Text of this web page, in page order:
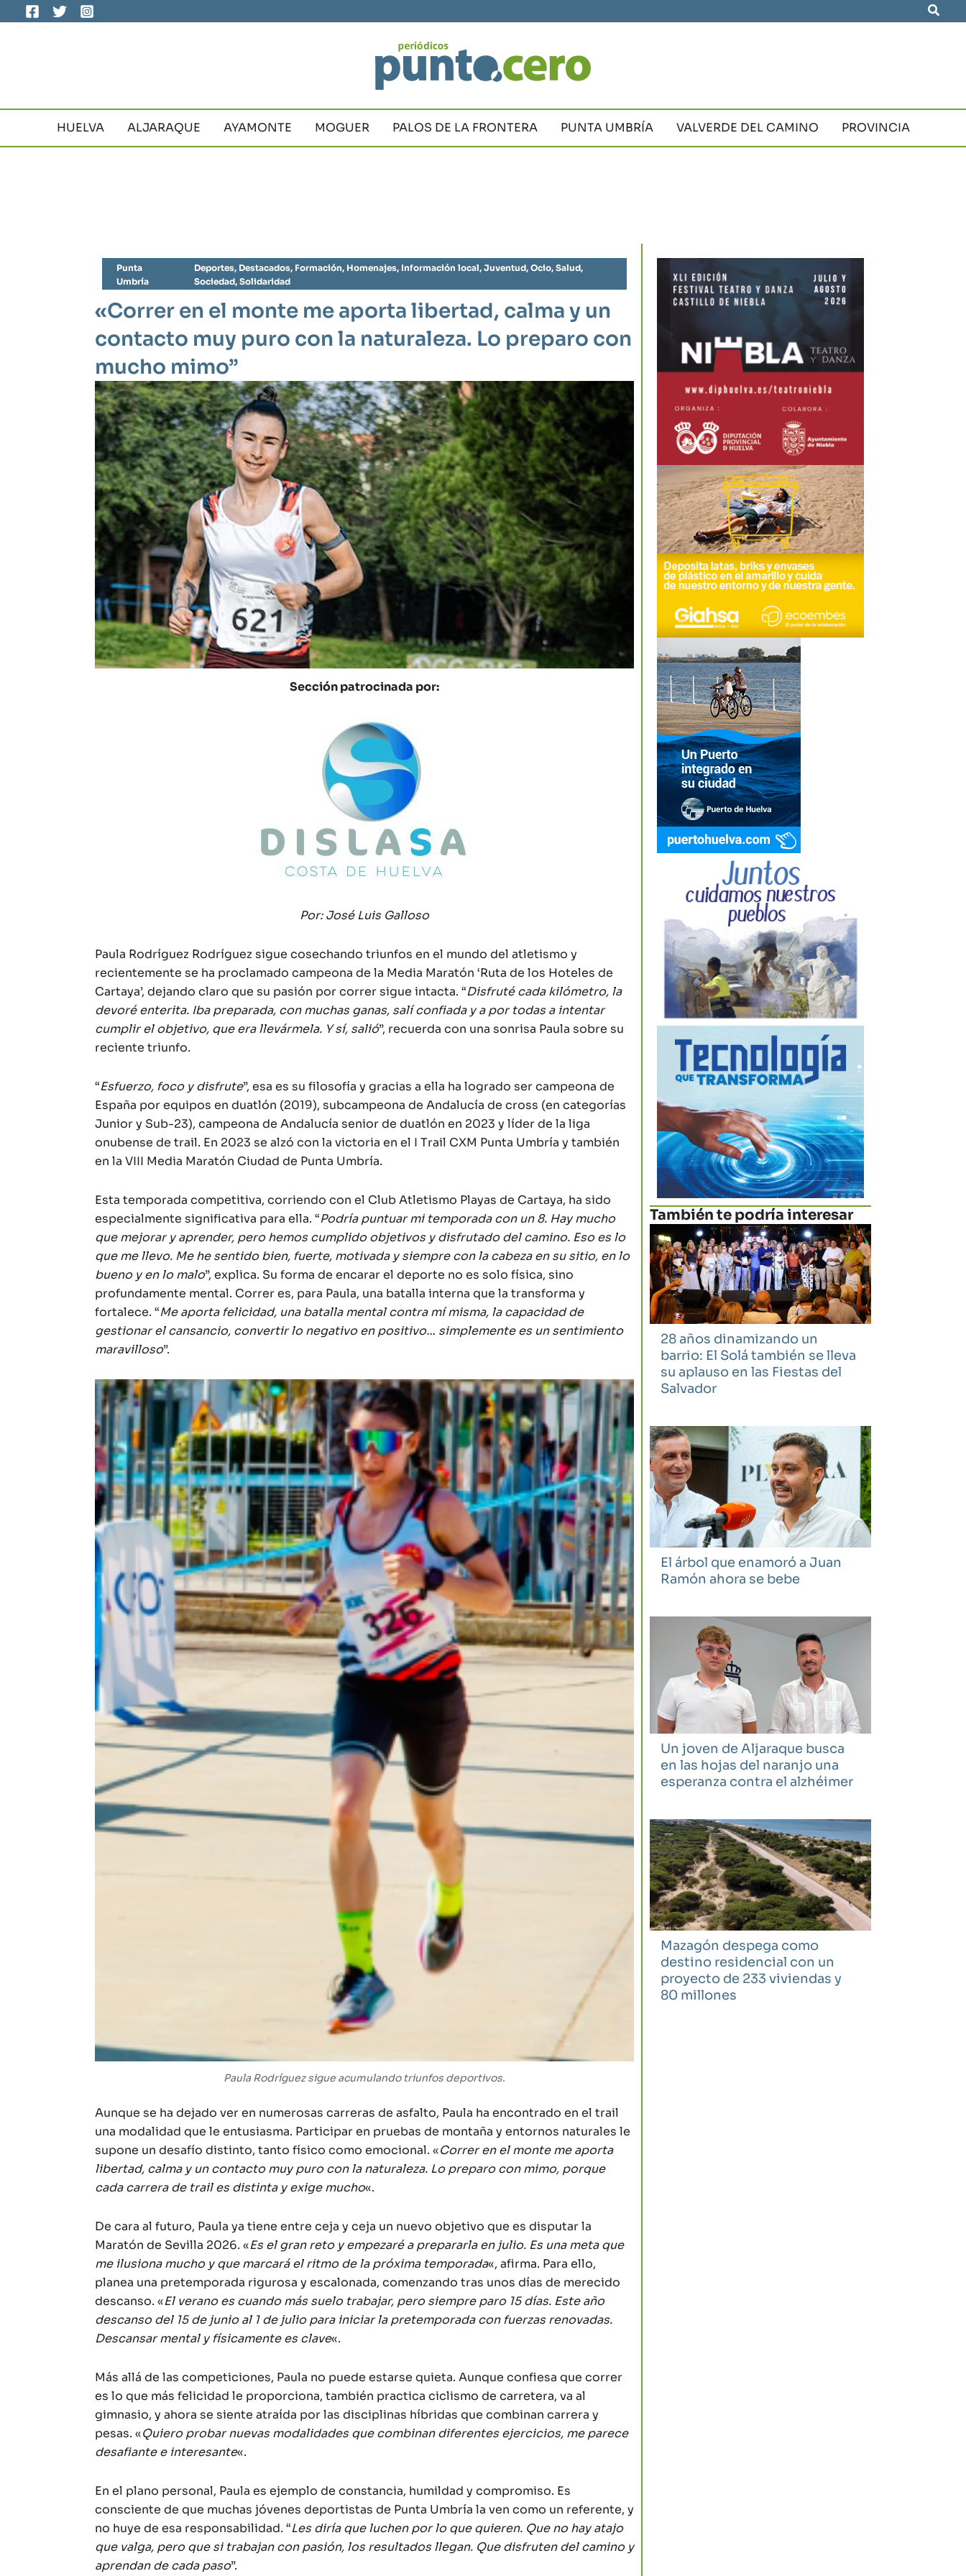
al
HUELVA ALJARAQUE AYAMONTE MOGUER PALOS DE LA FRONTERA PUNTA UMBRÍA VALVERDE DEL CAMINO PROVINCIA
Punta
Umbría
Deportes, Destacados, Formación, Homenajes, Información local, Juventud, Ocio, Salud,
Sociedad, Solidaridad
«Correr en el monte me aporta libertad, calma y un
contacto muy puro con la naturaleza. Lo preparo con
mucho mimo”
Sección patrocinada por:
Por: José Luis Galloso
Paula Rodríguez Rodríguez sigue cosechando triunfos en el mundo del atletismo y
recientemente se ha proclamado campeona de la Media Maratón ‘Ruta de los Hoteles de
Cartaya’, dejando claro que su pasión por correr sigue intacta. “Disfruté cada kilómetro, la
devoré enterita. Iba preparada, con muchas ganas, salí confiada y a por todas a intentar
cumplir el objetivo, que era llevármela. Y sí, salió”, recuerda con una sonrisa Paula sobre su
reciente triunfo.
“Esfuerzo, foco y disfrute”, esa es su filosofía y gracias a ella ha logrado ser campeona de
España por equipos en duatlón (2019), subcampeona de Andalucía de cross (en categorías
Junior y Sub-23), campeona de Andalucía senior de duatlón en 2023 y líder de la liga
onubense de trail. En 2023 se alzó con la victoria en el I Trail CXM Punta Umbría y también
en la VIII Media Maratón Ciudad de Punta Umbría.
Esta temporada competitiva, corriendo con el Club Atletismo Playas de Cartaya, ha sido
especialmente significativa para ella. “Podría puntuar mi temporada con un 8. Hay mucho
que mejorar y aprender, pero hemos cumplido objetivos y disfrutado del camino. Eso es lo
que me llevo. Me he sentido bien, fuerte, motivada y siempre con la cabeza en su sitio, en lo
bueno y en lo malo”, explica. Su forma de encarar el deporte no es solo física, sino
profundamente mental. Correr es, para Paula, una batalla interna que la transforma y
fortalece. “Me aporta felicidad, una batalla mental contra mí misma, la capacidad de
gestionar el cansancio, convertir lo negativo en positivo… simplemente es un sentimiento
maravilloso”.
Paula Rodríguez sigue acumulando triunfos deportivos.
Aunque se ha dejado ver en numerosas carreras de asfalto, Paula ha encontrado en el trail
una modalidad que le entusiasma. Participar en pruebas de montaña y entornos naturales le
supone un desafío distinto, tanto físico como emocional. «Correr en el monte me aporta
libertad, calma y un contacto muy puro con la naturaleza. Lo preparo con mimo, porque
cada carrera de trail es distinta y exige mucho«.
De cara al futuro, Paula ya tiene entre ceja y ceja un nuevo objetivo que es disputar la
Maratón de Sevilla 2026. «Es el gran reto y empezaré a prepararla en julio. Es una meta que
me ilusiona mucho y que marcará el ritmo de la próxima temporada«, afirma. Para ello,
planea una pretemporada rigurosa y escalonada, comenzando tras unos días de merecido
descanso. «El verano es cuando más suelo trabajar, pero siempre paro 15 días. Este año
descanso del 15 de junio al 1 de julio para iniciar la pretemporada con fuerzas renovadas.
Descansar mental y físicamente es clave«.
Más allá de las competiciones, Paula no puede estarse quieta. Aunque confiesa que correr
es lo que más felicidad le proporciona, también practica ciclismo de carretera, va al
gimnasio, y ahora se siente atraída por las disciplinas híbridas que combinan carrera y
pesas. «Quiero probar nuevas modalidades que combinan diferentes ejercicios, me parece
desafiante e interesante«.
En el plano personal, Paula es ejemplo de constancia, humildad y compromiso. Es
consciente de que muchas jóvenes deportistas de Punta Umbría la ven como un referente, y
no huye de esa responsabilidad. “Les diría que luchen por lo que quieren. Que no hay atajo
que valga, pero que si trabajan con pasión, los resultados llegan. Que disfruten del camino y
aprendan de cada paso”.
También te podría interesar
28 años dinamizando un
barrio: El Solá también se lleva
su aplauso en las Fiestas del
Salvador
El árbol que enamoró a Juan
Ramón ahora se bebe
Un joven de Aljaraque busca
en las hojas del naranjo una
esperanza contra el alzhéimer
Mazagón despega como
destino residencial con un
proyecto de 233 viviendas y
80 millones